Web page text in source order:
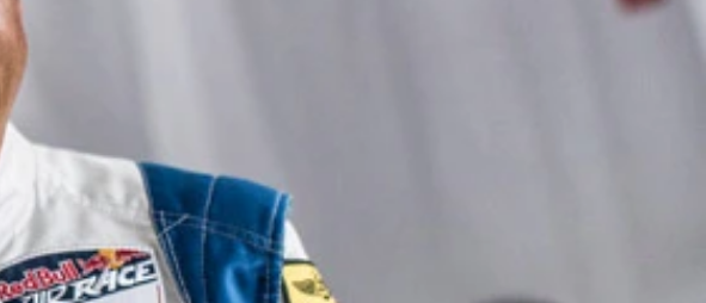
Red Bull Content Pool